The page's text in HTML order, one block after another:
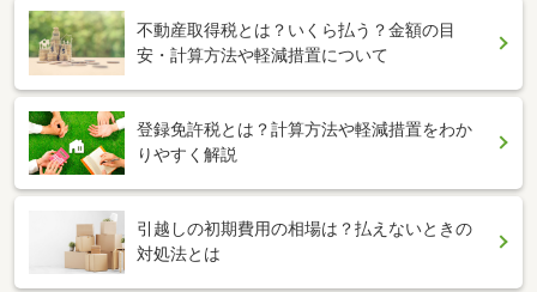
不動産取得税とは？いくら払う？金額の目
安・計算方法や軽減措置について
登録免許税とは？計算方法や軽減措置をわか
りやすく解説
引越しの初期費用の相場は？払えないときの
対処法とは